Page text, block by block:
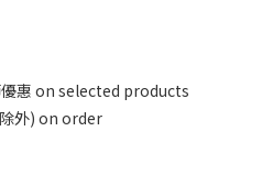
惠 on selected products
外) on order